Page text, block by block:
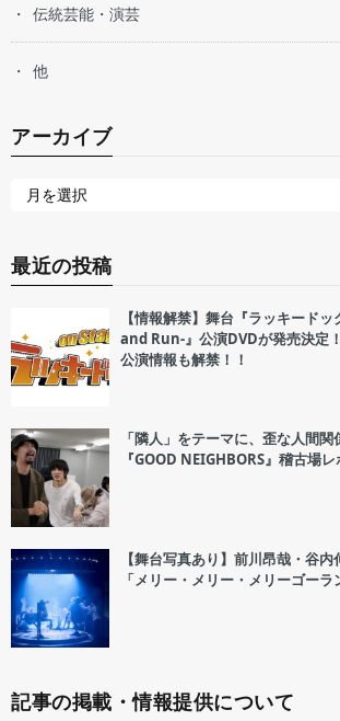
伝統芸能・演芸
他
アーカイブ
最近の投稿
【情報解禁】舞台『ラッキード
and Run-』公演DVDが発売決定
公演情報も解禁！！
「隣人」をテーマに、歪な人間
『GOOD NEIGHBORS』稽古場レ
【舞台写真あり】前川昂哉・谷
「メリー・メリー・メリーゴーラ
記事の掲載・情報提供について